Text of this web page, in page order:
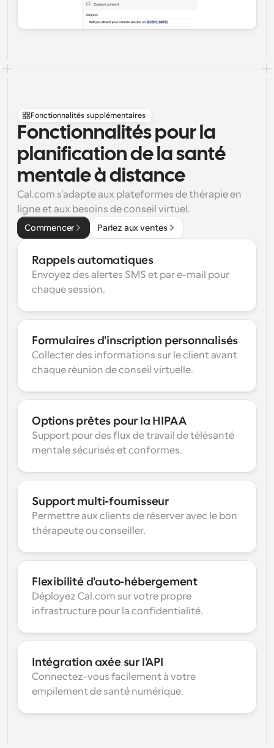
Fonctionnalités supplémentaires
Fonctionnalités pour la
planification de la santé
mentale à distance
Cal.com s'adapte aux plateformes de thérapie en
ligne et aux besoins de conseil virtuel.
Commencer Parlez aux ventes
Rappels automatiques
Envoyez des alertes SMS et par e-mail pour
chaque session.
Formulaires d'inscription personnalisés
Collecter des informations sur le client avant
chaque réunion de conseil virtuelle.
Options prêtes pour la HIPAA
Support pour des flux de travail de télésanté
mentale sécurisés et conformes.
Support multi-fournisseur
Permettre aux clients de réserver avec le bon
thérapeute ou conseiller.
Flexibilité d'auto-hébergement
Déployez Cal.com sur votre propre
infrastructure pour la confidentialité.
Intégration axée sur l'API
Connectez-vous facilement à votre
empilement de santé numérique.